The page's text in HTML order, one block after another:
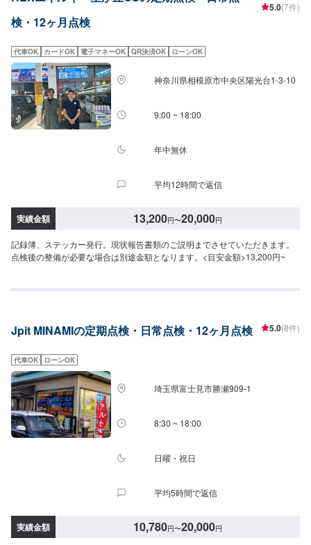
屋さんにもあるわけではないため注意が必要です。<代車について>代車をご
用意しています。お車の作業中は代車をご利用ください。※代車の燃料代はお
（大型連休のみ休み）営業時間：9:00~21:00<輸入車のご注意>修理作業時に
部品が必要な場合、一般的に国内に流通している部品以外は本国取り寄せと
なるため、作業完了までにお時間をいただく場合がございます。また車の性
質上、追加部品・作業が必要となるケースがあり、その場合は都度ご連絡を
させていただきます。
検・12ヶ月点検
5.0(7件)
代車OK カードOK 電子マネーOK QR決済OK ローンOK
神奈川県相模原市中央区陽光台1-3-10
9:00 ~ 18:00
年中無休
平均12時間で返信
実績金額 13,200円〜20,000円
記録簿、ステッカー発行。現状報告書類のご説明までさせていただきます。
点検後の整備が必要な場合は別途金額となります。<目安金額>13,200円~
Jpit MINAMIの定期点検・日常点検・12ヶ月点検 5.0(8件)
代車OK ローンOK
埼玉県富士見市勝瀬909‐1
8:30 ~ 18:00
日曜・祝日
平均5時間で返信
実績金額 10,780円〜20,000円